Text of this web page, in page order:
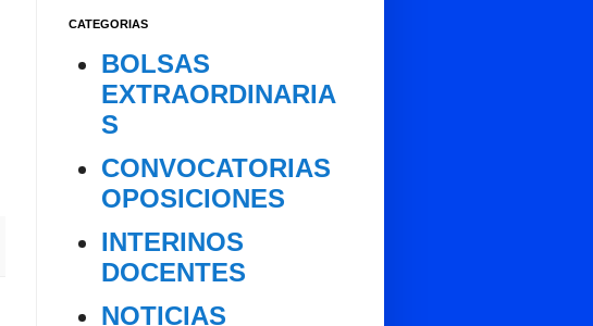
CATEGORIAS
BOLSAS
EXTRAORDINARIA
S
CONVOCATORIAS
OPOSICIONES
INTERINOS
DOCENTES
NOTICIAS